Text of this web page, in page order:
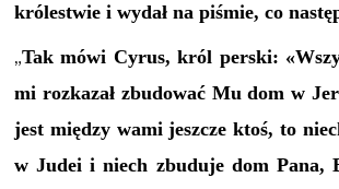
królestwie i wydał na piśmie, co
„Tak mówi Cyrus, król perski:
mi rozkazał zbudować Mu dom w
jest między wami jeszcze ktoś, to
w Judei i niech zbuduje dom Pana,